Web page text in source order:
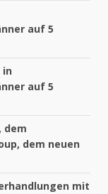
auf 5
in
auf 5
dem
dem neuen
mit